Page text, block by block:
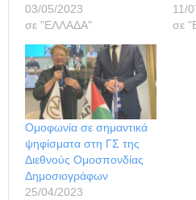
03/05/2023
σε "ΕΛΛΑΔΑ"
11/
σε
Ομοφωνία σε σημαντικά
ψηφίσματα στη ΓΣ της
Διεθνούς Ομοσπονδίας
Δημοσιογράφων
25/04/2023